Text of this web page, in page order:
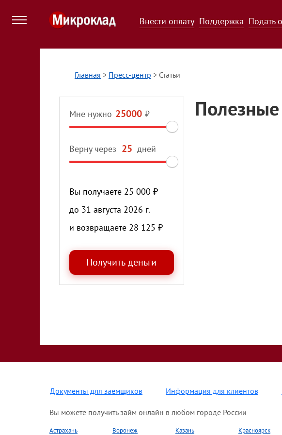
Внести оплату Поддержка Подать
Главная > Пресс-центр > Статьи
Мне нужно ₽
Верну через дней
Вы получаете 25 000 ₽
до 31 августа 2026 г.
и возвращаете 28 125 ₽
Документы для заемщиков Информация для клиентов
Вы можете получить займ онлайн в любом городе России
Астрахань Воронеж Казань Красноярск